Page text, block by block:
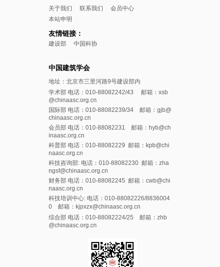
关于我们 联系我们
会员中心
本站申明
友情链接：
建设部 中国科协
中国建筑学会
地址：北京市三里河路9号建设部内
学术部 电话：010-88082242/43 邮箱：xsb
@chinaasc.org.cn
国际部 电话：010-88082239/34 邮箱：gjb@
chinaasc.org.cn
会员部 电话：010-88082231 邮箱：hyb@ch
inaasc.org.cn
科普部 电话：010-88082229 邮箱：kpb@chi
naasc.org.cn
科技咨询部: 电话：010-88082230 邮箱：zha
ngsf@chinaasc.org.cn
财务部 电话：010-88082245 邮箱：cwb@chi
naasc.org.cn
科技培训中心: 电话：010-88082226/8836004
0 邮箱：kjpxzx@chinaasc.org.cn
综合部 电话：010-88082224/25 邮箱：zhb
@chinaasc.org.cn